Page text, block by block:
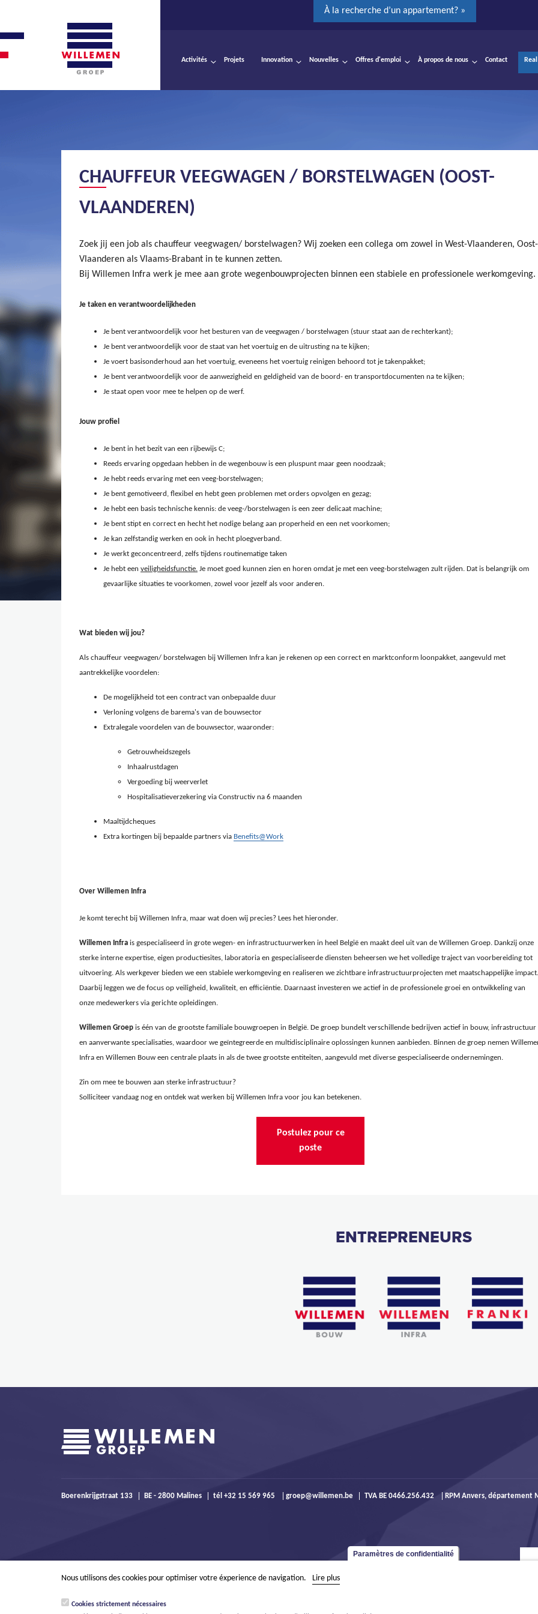
À la recherche d’un appartement? »
Activités Projets Innovation Nouvelles Offres d'emploi À propos de nous Contact
CHAUFFEUR VEEGWAGEN / BORSTELWAGEN (OOST-
VLAANDEREN)
Zoek jij een job als chauffeur veegwagen/ borstelwagen? Wij zoeken een collega om zowel in West-Vlaanderen, Oost-
Vlaanderen als Vlaams-Brabant in te kunnen zetten.
Bij Willemen Infra werk je mee aan grote wegenbouwprojecten binnen een stabiele en professionele werkomgeving.
Je taken en verantwoordelijkheden
Je bent verantwoordelijk voor het besturen van de veegwagen / borstelwagen (stuur staat aan de rechterkant);
Je bent verantwoordelijk voor de staat van het voertuig en de uitrusting na te kijken;
Je voert basisonderhoud aan het voertuig, eveneens het voertuig reinigen behoord tot je takenpakket;
Je bent verantwoordelijk voor de aanwezigheid en geldigheid van de boord- en transportdocumenten na te kijken;
Je staat open voor mee te helpen op de werf.
Jouw profiel
Je bent in het bezit van een rijbewijs C;
Reeds ervaring opgedaan hebben in de wegenbouw is een pluspunt maar geen noodzaak;
Je hebt reeds ervaring met een veeg-borstelwagen;
Je bent gemotiveerd, flexibel en hebt geen problemen met orders opvolgen en gezag;
Je hebt een basis technische kennis: de veeg-/borstelwagen is een zeer delicaat machine;
Je bent stipt en correct en hecht het nodige belang aan properheid en een net voorkomen;
Je kan zelfstandig werken en ook in hecht ploegverband.
Je werkt geconcentreerd, zelfs tijdens routinematige taken
Je hebt een veiligheidsfunctie. Je moet goed kunnen zien en horen omdat je met een veeg-borstelwagen zult rijden. Dat is belangrijk om
gevaarlijke situaties te voorkomen, zowel voor jezelf als voor anderen.
Wat bieden wij jou?
Als chauffeur veegwagen/ borstelwagen bij Willemen Infra kan je rekenen op een correct en marktconform loonpakket, aangevuld met
aantrekkelijke voordelen:
De mogelijkheid tot een contract van onbepaalde duur
Verloning volgens de barema's van de bouwsector
Extralegale voordelen van de bouwsector, waaronder:
Getrouwheidszegels
Inhaalrustdagen
Vergoeding bij weerverlet
Hospitalisatieverzekering via Constructiv na 6 maanden
Maaltijdcheques
Extra kortingen bij bepaalde partners via Benefits@Work
Over Willemen Infra
Je komt terecht bij Willemen Infra, maar wat doen wij precies? Lees het hieronder.
Willemen Infra is gespecialiseerd in grote wegen- en infrastructuurwerken in heel België en maakt deel uit van de Willemen Groep. Dankzij onze
sterke interne expertise, eigen productiesites, laboratoria en gespecialiseerde diensten beheersen we het volledige traject van voorbereiding tot
uitvoering. Als werkgever bieden we een stabiele werkomgeving en realiseren we zichtbare infrastructuurprojecten met maatschappelijke impact.
Daarbij leggen we de focus op veiligheid, kwaliteit, en efficiëntie. Daarnaast investeren we actief in de professionele groei en ontwikkeling van
onze medewerkers via gerichte opleidingen.
Willemen Groep is één van de grootste familiale bouwgroepen in België. De groep bundelt verschillende bedrijven actief in bouw, infrastructuur
en aanverwante specialisaties, waardoor we geïntegreerde en multidisciplinaire oplossingen kunnen aanbieden. Binnen de groep nemen
Infra en Willemen Bouw een centrale plaats in als de twee grootste entiteiten, aangevuld met diverse gespecialiseerde ondernemingen.
Zin om mee te bouwen aan sterke infrastructuur?
Solliciteer vandaag nog en ontdek wat werken bij Willemen Infra voor jou kan betekenen.
Postulez pour ce
poste
ENTREPRENEURS
Boerenkrijgstraat 133 BE - 2800 Malines tél +32 15 569 965 groep@willemen.be TVA BE 0466.256.432 RPM Anvers, département
Paramètres de confidentialité
Nous utilisons des cookies pour optimiser votre éxperience de navigation. Lire plus
Cookies strictement nécessaires